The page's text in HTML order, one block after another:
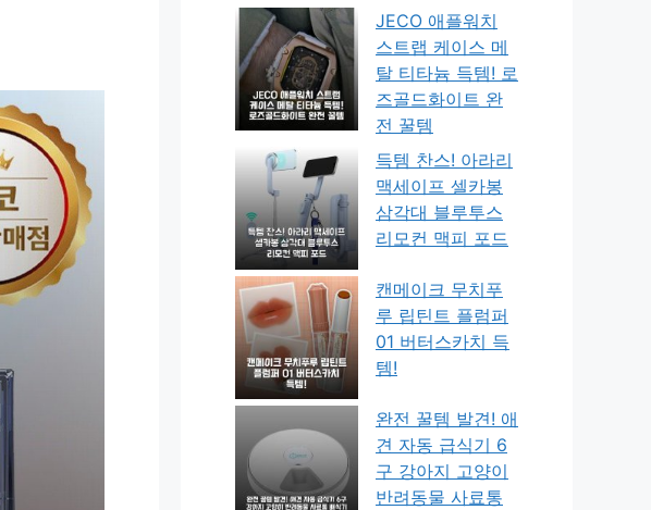
JECO 애플워치
스트랩 케이스 메
탈 티타늄 득템! 로
즈골드화이트 완
전 꿀템
득템 찬스! 아라리
맥세이프 셀카봉
삼각대 블루투스
리모컨 맥피 포드
캔메이크 무치푸
루 립틴트 플럼퍼
01 버터스카치 득
템!
완전 꿀템 발견! 애
견 자동 급식기 6
구 강아지 고양이
반려동물 사료통